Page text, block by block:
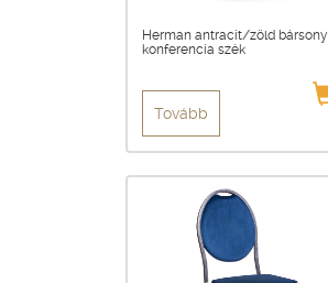
Herman antracit/zöld bársony
konferencia szék
Tovább